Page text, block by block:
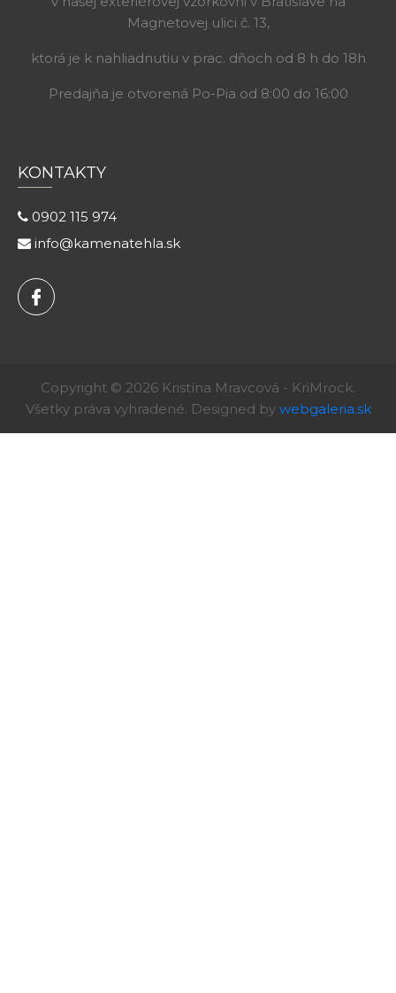
Magnetovej ulici č. 13,
ktorá je k nahliadnutiu v prac. dňoch od 8 h do 18h
Predajňa je otvorená Po-Pia od 8:00 do 16:00
KONTAKTY
0902 115 974
info@kamenatehla.sk
Copyright © 2026 Kristína Mravcová - KriMrock.
Všetky práva vyhradené. Designed by webgaleria.sk